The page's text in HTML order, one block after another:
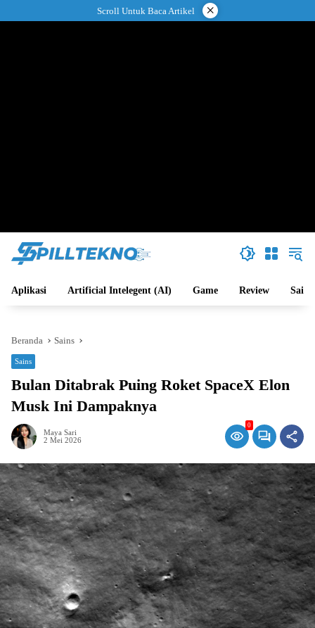
ke
Scroll Untuk Baca Artikel ×
Aplikasi Artificial Intelegent (AI) Game Review Sains
Beranda Sains
Sains
Bulan Ditabrak Puing Roket SpaceX Elon
Musk Ini Dampaknya
Maya Sari
2 Mei 2026
0